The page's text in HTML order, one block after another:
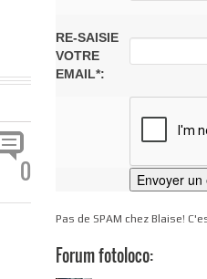
0
RE-SAISIE
VOTRE
EMAIL*:
Pas de SPAM chez Blaise!
Forum fotoloco: